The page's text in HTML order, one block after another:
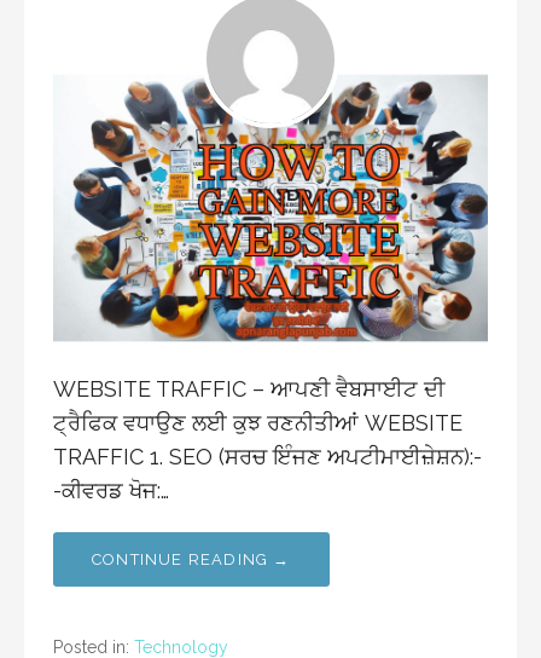
WEBSITE TRAFFIC – ਆਪਣੀ ਵੈਬਸਾਈਟ ਦੀ
ਟ੍ਰੈਫਿਕ ਵਧਾਉਣ ਲਈ ਕੁਝ ਰਣਨੀਤੀਆਂ WEBSITE
TRAFFIC 1. SEO (ਸਰਚ ਇੰਜਣ ਅਪਟੀਮਾਈਜ਼ੇਸ਼ਨ):-
-ਕੀਵਰਡ ਖੋਜ:…
CONTINUE READING →
Posted in: Technology